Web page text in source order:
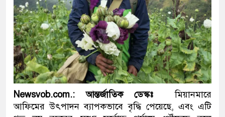
২৮ লাখ টাকার জাল নোটসহ
থানা পুলিশ
যেকোনো সময় বেনজীরের
নেতৃত্ব ও গণতন্ত্রের মূর্তমান
যে ভাবে ডেভিড ইমনের কাছে
‘আজহার খান’
Newsvob.com.: আন্তর্জাতিক ডেস্কঃমিয়ানমারে
আফিমের উৎপাদন ব্যাপকভাবে বৃদ্ধি পেয়েছে, এবং এটি